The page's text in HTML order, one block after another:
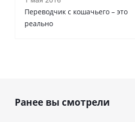
Переводчик с кошачьего – это
реально
Ранее вы смотрели